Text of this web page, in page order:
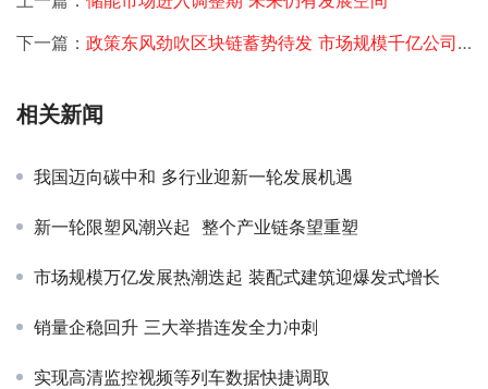
下一篇： 政策东风劲吹区块链蓄势待发 市场规模千亿公司纷纷布局
相关新闻
我国迈向碳中和 多行业迎新一轮发展机遇
新一轮限塑风潮兴起 整个产业链条望重塑
市场规模万亿发展热潮迭起 装配式建筑迎爆发式增长
销量企稳回升 三大举措连发全力冲刺
实现高清监控视频等列车数据快捷调取